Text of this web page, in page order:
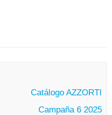
Catálogo AZZORTI
Campaña 6 2025